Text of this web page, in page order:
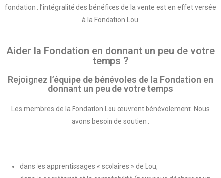
fondation : l’intégralité des bénéfices de la vente est en effet versée
à la Fondation Lou.
Aider la Fondation en donnant un peu de votre
temps ?
Rejoignez l’équipe de bénévoles de la Fondation en
donnant un peu de votre temps
Les membres de la Fondation Lou œuvrent bénévolement. Nous
avons besoin de soutien :
dans les apprentissages « scolaires » de Lou,